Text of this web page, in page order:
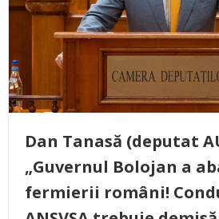
Dan Tanasă (deputat
„Guvernul Bolojan a
fermierii români!